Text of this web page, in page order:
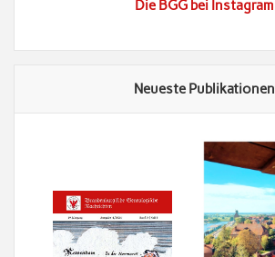
Die BGG bei Instagram
Neueste Publikationen